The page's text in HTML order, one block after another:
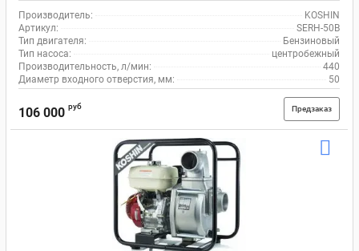
Производитель:
KOSHIN
Артикул:
SERH-50B
Тип двигателя:
Бензиновый
Тип насоса:
центробежный
Производительность, л/мин:
440
Диаметр входного отверстия, мм:
50
106 000 руб Предзаказ